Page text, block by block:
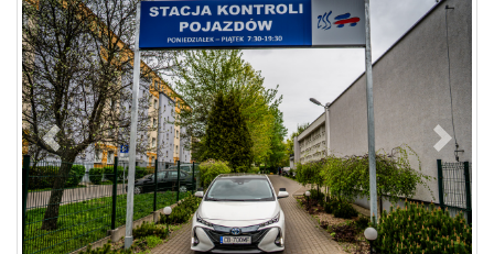
Poprzedni